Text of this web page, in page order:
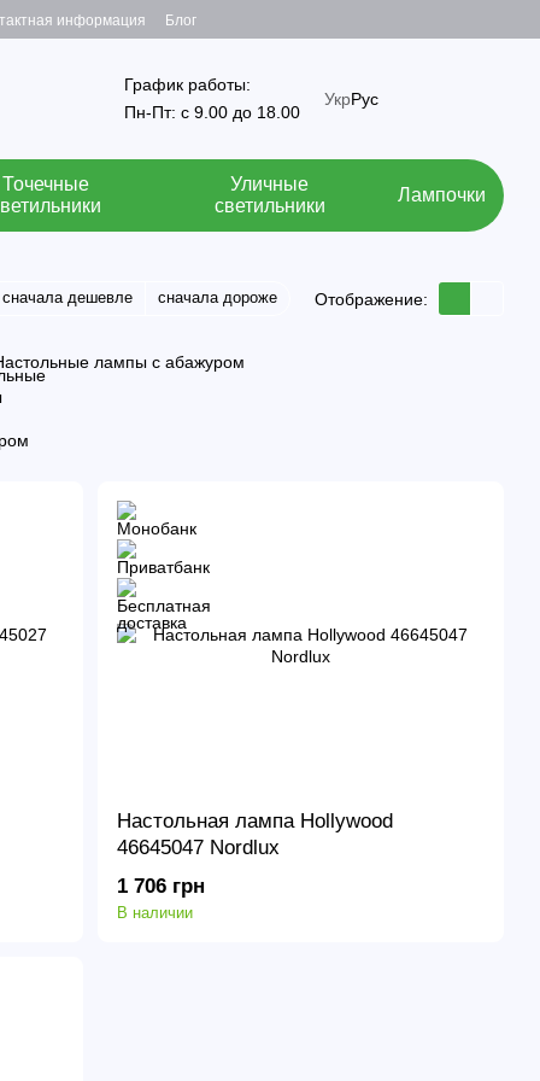
информация Блог
График работы:
Пн-Пт: с 9.00 до 18.00
УкрРус
Точечные
Уличные
светильники
Лампочки
сначала дешевле сначала дороже Отображение:
лампы с абажуром
Настольная лампа Hollywood
46645047 Nordlux
1 706 грн
В наличии